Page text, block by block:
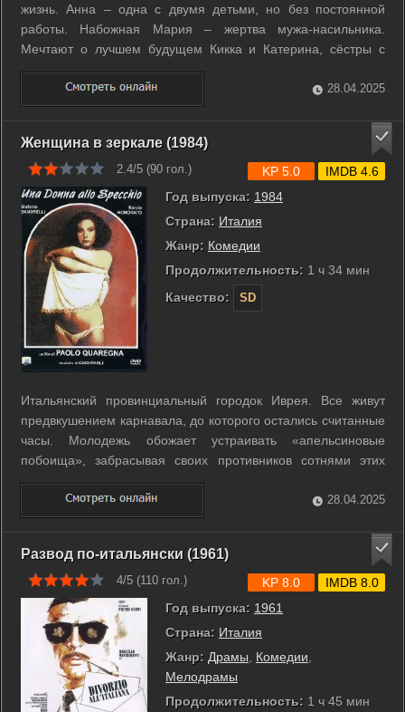
жизнь. Анна – одна с двумя детьми, но без постоянной
работы. Набожная Мария – жертва мужа-насильника.
Мечтают о лучшем будущем Кикка и Катерина, сёстры с
разным характером. Женщины решают вчетвером ограбить
банк, переодевшись мужчинами. Ограбление, которое
предстоит расследовать комиссару Моранди, ...
28.04.2025
Женщина в зеркале (1984)
2.4/5 (90 гол.)
Год выпуска: 1984
Страна: Италия
Жанр: Комедии
Продолжительность: 1 ч 34 мин
Качество:
SD
KP 5.0 IMDB 4.6
Итальянский провинциальный городок Иврея. Все живут
предвкушением карнавала, до которого остались считанные
часы. Молодежь обожает устраивать «апельсиновые
побоища», забрасывая своих противников сотнями этих
изумительных ароматных плодов. Фабио, мужчина лет 35-
40, сохранил в себе ребяческий дух и участвовал в
массовых стычках, пока не закатил ...
28.04.2025
Развод по-итальянски (1961)
4/5 (110 гол.)
Год выпуска: 1961
Страна: Италия
Жанр: Драмы, Комедии,
Мелодрамы
Продолжительность: 1 ч 45 мин
KP 8.0 IMDB 8.0